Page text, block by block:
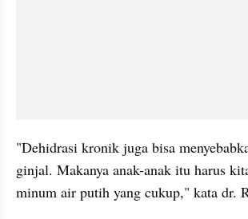
"Dehidrasi kronik juga bisa
ginjal. Makanya anak-anak itu harus
minum air putih yang cukup," kata dr.